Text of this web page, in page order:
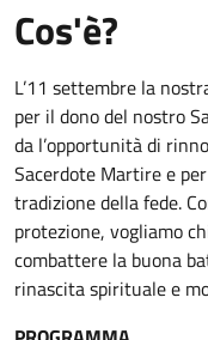
Cos'è?
L’11 settembre la
per il dono del nostro
da l’opportunità di
Sacerdote Martire e
tradizione della fede.
protezione, vogliamo
combattere la buona
rinascita spirituale e